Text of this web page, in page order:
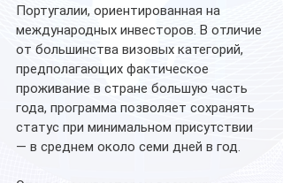
Португалии, ориентированная на
международных инвесторов. В отличие
от большинства визовых категорий,
предполагающих фактическое
проживание в стране большую часть
года, программа позволяет сохранять
статус при минимальном присутствии
— в среднем около семи дней в год.